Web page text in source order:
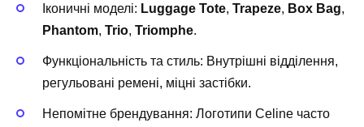
Іконичні моделі: Luggage Tote, Trapeze, Box Bag,
Phantom, Trio, Triomphe.
Функціональність та стиль: Внутрішні відділення,
регульовані ремені, міцні застібки.
Непомітне брендування: Логотипи Celine часто